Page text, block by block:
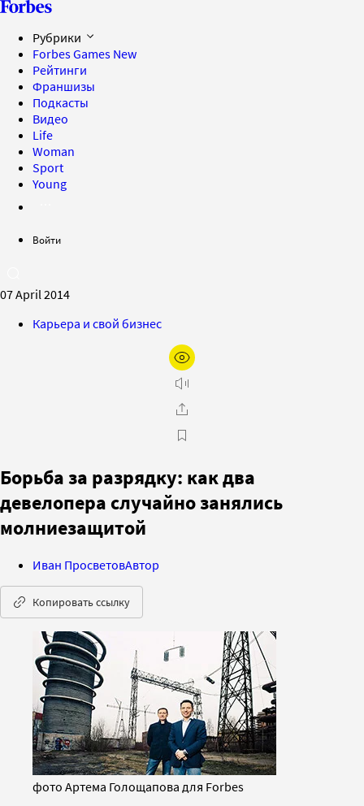
Рубрики
Forbes Games New
Рейтинги
Франшизы
Подкасты
Видео
Life
Woman
Sport
Young
Войти
07 April 2014
Карьера и свой бизнес
Борьба за разрядку: как два
девелопера случайно занялись
молниезащитой
Иван ПросветовАвтор
Копировать ссылку
фото Артема Голощапова для Forbes